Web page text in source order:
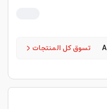
تسوق كل المنتجات